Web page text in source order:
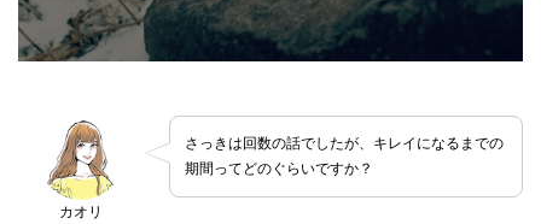
カオリ
さっきは回数の話でしたが、キレイになるまでの
期間ってどのぐらいですか？